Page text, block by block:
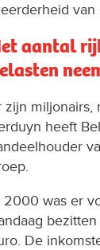
van
aantal
zijn miljonairs,
heeft
2000 was er
De